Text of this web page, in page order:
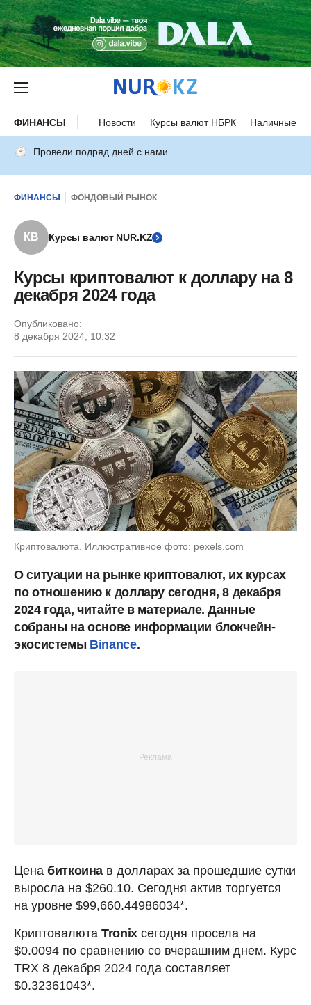
ФИНАНСЫ Новости Курсы валют НБРК Наличные
Провели подряд дней с нами
ФИНАНСЫ ФОНДОВЫЙ РЫНОК
КВ Курсы валют NUR.KZ
Курсы криптовалют к доллару на 8
декабря 2024 года
Опубликовано:
8 декабря 2024, 10:32
Криптовалюта. Иллюстративное фото: pexels.com
О ситуации на рынке криптовалют, их курсах
по отношению к доллару сегодня, 8 декабря
2024 года, читайте в материале. Данные
собраны на основе информации блокчейн-
экосистемы Binance.
Цена биткоина в долларах за прошедшие сутки
выросла на $260.10. Сегодня актив торгуется
на уровне $99,660.44986034*.
Криптовалюта Tronixсегодня просела на
$0.0094 по сравнению со вчерашним днем. Курс
TRX 8 декабря 2024 года составляет
$0.32361043*.